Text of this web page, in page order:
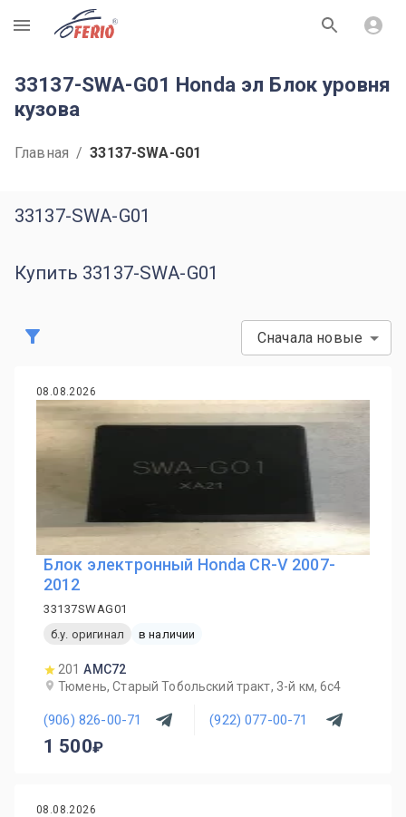
R
33137-SWA-G01 Honda эл Блок уровня
кузова
Главная / 33137-SWA-G01
33137-SWA-G01
Купить 33137-SWA-G01
Сначала новые
08.08.2026
Блок электронный Honda CR-V 2007-
2012
33137SWAG01
б.у. оригинал
в наличии
201 AMC72
Тюмень, Старый Тобольский тракт, 3-й км, 6с4
(906) 826-00-71 (922) 077-00-71
1 500
08.08.2026